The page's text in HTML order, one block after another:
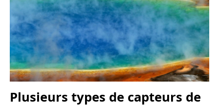
Plusieurs types de capteurs de